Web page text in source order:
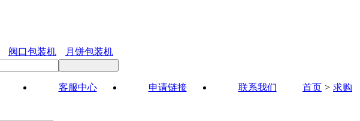
阀口包装机 月饼包装机
客服中心 申请链接 联系我们 首页 > 求购